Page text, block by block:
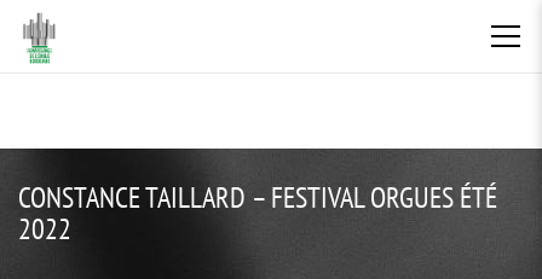
CONSTANCE TAILLARD – FESTIVAL ORGUES ÉTÉ
2022